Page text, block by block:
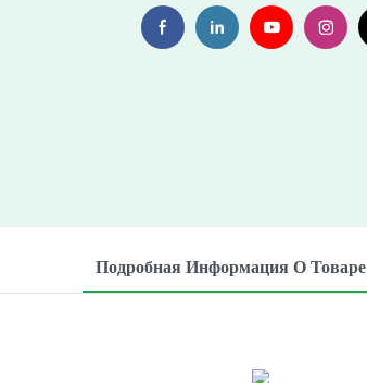
Подробная Информация О Товаре